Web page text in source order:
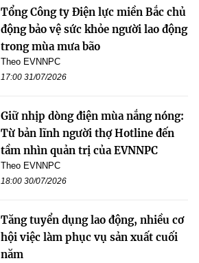
Tổng Công ty Điện lực miền Bắc chủ
động bảo vệ sức khỏe người lao động
trong mùa mưa bão
Theo EVNNPC
17:00 31/07/2026
Giữ nhịp dòng điện mùa nắng nóng:
Từ bản lĩnh người thợ Hotline đến
tầm nhìn quản trị của EVNNPC
Theo EVNNPC
18:00 30/07/2026
Tăng tuyển dụng lao động, nhiều cơ
hội việc làm phục vụ sản xuất cuối
năm